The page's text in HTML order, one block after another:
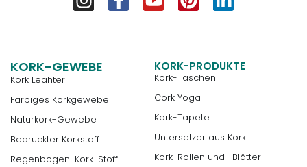
KORK-GEWEBE
Kork Leahter
Farbiges Korkgewebe
Naturkork-Gewebe
Bedruckter Korkstoff
Regenbogen-Kork-Stoff
KORK-PRODUKTE
Kork-Taschen
Cork Yoga
Kork-Tapete
Untersetzer aus Kork
Kork-Rollen und -Blätter